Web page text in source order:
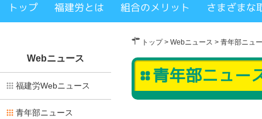
トップ 福建労とは 組合のメリット さまざまな
トップ> Webニュース > 青年部ニュ
青年部ニュー
Webニュース
福建労Webニュース
青年部ニュース